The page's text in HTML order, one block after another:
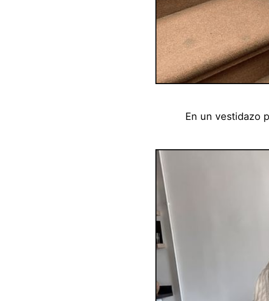
En un vestidazo